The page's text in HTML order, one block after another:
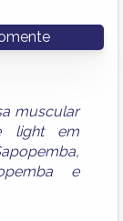
muscular
light em
,
e